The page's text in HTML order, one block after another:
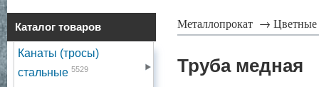
Каталог товаров
Канаты (тросы)
стальные 5529
Металлопрокат →
Труба медная